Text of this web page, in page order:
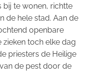
bij te wonen, richtte
de hele stad. Aan de
openbare
toch elke dag
priesters de Heilige
de pest door de